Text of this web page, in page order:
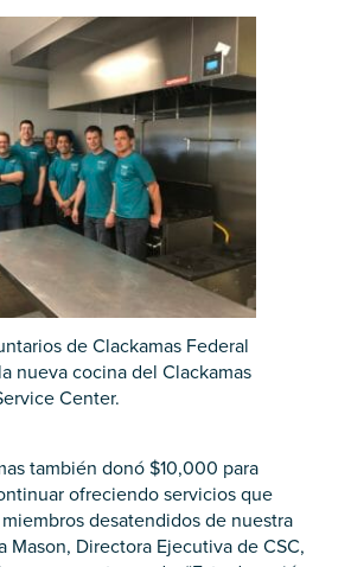
de Clackamas Federal
nueva cocina del Clackamas
Center.
también donó $10,000 para
ofreciendo servicios que
desatendidos de nuestra
Mason, Directora Ejecutiva de CSC,